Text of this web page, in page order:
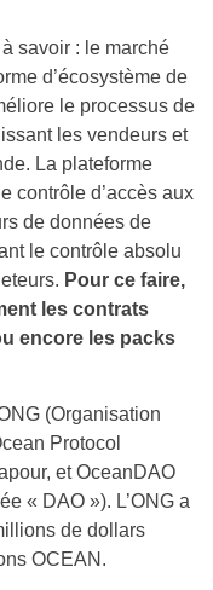
savoir : le marché
d’écosystème de
le processus de
les vendeurs et
La plateforme
contrôle d’accès aux
de données de
le contrôle absolu
Pour ce faire,
les contrats
encore les packs
(Organisation
Protocol
et OceanDAO
« DAO »). L’ONG a
de dollars
OCEAN.